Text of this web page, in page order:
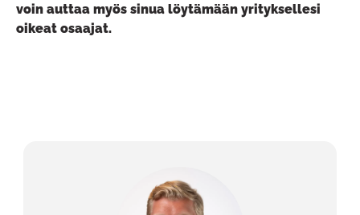
voin auttaa myös sinua löytämään yrityksellesi
oikeat osaajat.